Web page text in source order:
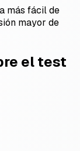
más fácil de
mayor de
el test